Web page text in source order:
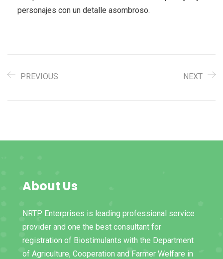
personajes con un detalle asombroso.
PREVIOUS NEXT
About Us
NRTP Enterprises is leading professional service
provider and one the best consultant for
registration of Biostimulants with the Department
of Agriculture, Cooperation and Farmer Welfare in